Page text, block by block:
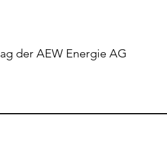
der AEW Energie AG